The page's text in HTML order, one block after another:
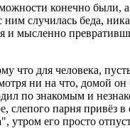
конечно были,
случилась беда,
и мысленно
для человека,
ни на что, домой
по знакомым и
парня привёз
утром его просто